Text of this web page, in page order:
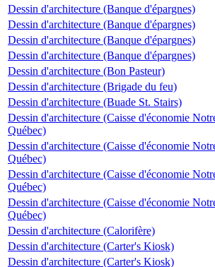
Dessin d'architecture (Banque d'épargnes)
Dessin d'architecture (Banque d'épargnes)
Dessin d'architecture (Banque d'épargnes)
Dessin d'architecture (Banque d'épargnes)
Dessin d'architecture (Bon Pasteur)
Dessin d'architecture (Brigade du feu)
Dessin d'architecture (Buade St. Stairs)
Dessin d'architecture (Caisse d'économie
Québec)
Dessin d'architecture (Caisse d'économie
Québec)
Dessin d'architecture (Caisse d'économie
Québec)
Dessin d'architecture (Caisse d'économie
Québec)
Dessin d'architecture (Calorifère)
Dessin d'architecture (Carter's Kiosk)
Dessin d'architecture (Carter's Kiosk)